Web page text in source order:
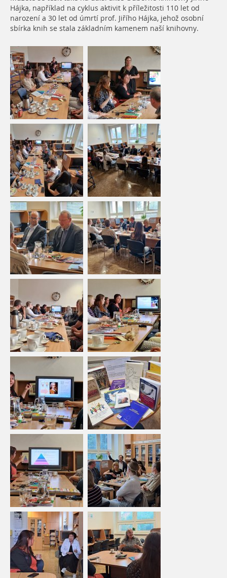
Hájka, například na cyklus aktivit k příležitosti 110 let od
narození a 30 let od úmrtí prof. Jiřího Hájka, jehož osobní
sbírka knih se stala základním kamenem naší knihovny.